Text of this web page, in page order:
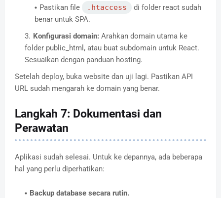
Pastikan file
.htaccess
di folder react sudah
benar untuk SPA.
Konfigurasi domain: Arahkan domain utama ke
folder public_html, atau buat subdomain untuk React.
Sesuaikan dengan panduan hosting.
Setelah deploy, buka website dan uji lagi. Pastikan API
URL sudah mengarah ke domain yang benar.
Langkah 7: Dokumentasi dan
Perawatan
Aplikasi sudah selesai. Untuk ke depannya, ada beberapa
hal yang perlu diperhatikan:
Backup database secara rutin.